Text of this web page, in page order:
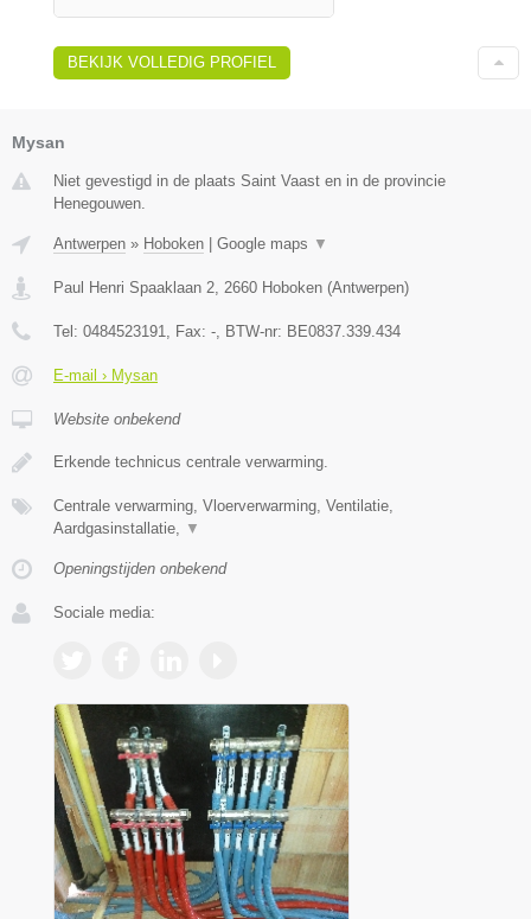
BEKIJK VOLLEDIG PROFIEL
Mysan
Niet gevestigd in de plaats Saint Vaast en in de provincie
Henegouwen.
Antwerpen » Hoboken | Google maps ▼
Paul Henri Spaaklaan 2 2660 Hoboken (Antwerpen)
Tel: 0484523191 , Fax: - , BTW-nr: BE0837.339.434
E-mail › Mysan
Website onbekend
Erkende technicus centrale verwarming.
Centrale verwarming, Vloerverwarming, Ventilatie,
Aardgasinstallatie,
▼
Openingstijden onbekend
Sociale media: